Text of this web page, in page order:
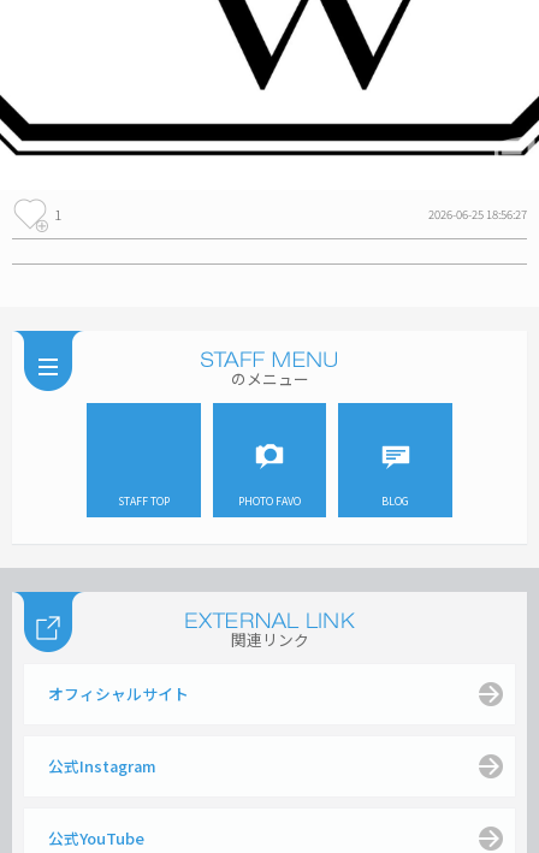
1 2026-06-25 18:56:27
のメニュー
STAFF TOP PHOTO FAVO BLOG
関連リンク
オフィシャルサイト
公式Instagram
公式YouTube